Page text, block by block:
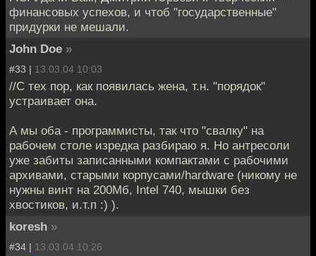
финансовых успехов, и чтоб "государственные"
придурки не мешали.
John Doe »
#33 | 13.03.04 10:03
//С тех пор, как появилась жена, т.н. "порядок"
устраивает она.
А мы оба - программисты, так что "свалку" на
рабочем столе изредка разбираю я. Но антресоли
уже забиты записанными компактами с рабочими
архивами, старыми корпусами/hardware (никому не
нужны винт на 200Мб, Intel 740, мышки без
хвостиков, и.т.п :) ).
koresh »
#34 | 13.03.04 10:26